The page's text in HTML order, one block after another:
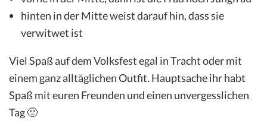
hinten in der Mitte weist darauf hin, dass sie
verwitwet ist
Viel Spaß auf dem Volksfest egal in Tracht oder mit
einem ganz alltäglichen Outfit. Hauptsache ihr habt
Spaß mit euren Freunden und einen unvergesslichen
Tag 🙂